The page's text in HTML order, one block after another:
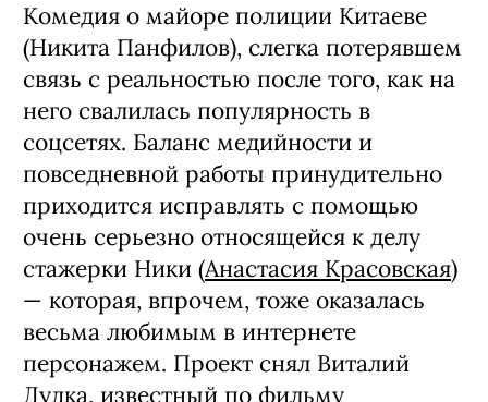
Комедия о майоре полиции Китаеве
(Никита Панфилов), слегка потерявшем
связь с реальностью после того, как на
него свалилась популярность в
соцсетях. Баланс медийности и
повседневной работы принудительно
приходится исправлять с помощью
очень серьезно относящейся к делу
стажерки Ники (Анастасия Красовская)
— которая, впрочем, тоже оказалась
весьма любимым в интернете
персонажем. Проект снял Виталий
Дудка, известный по фильму